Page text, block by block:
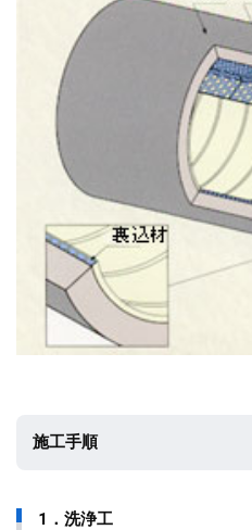
施工手順
1．洗浄工